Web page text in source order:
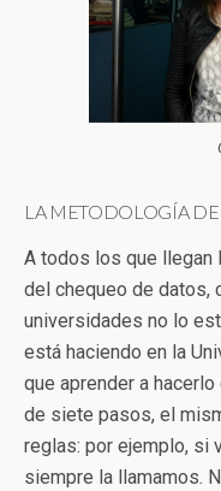
LA METODOLOGÍA
A todos los que llegan
del chequeo de datos,
universidades no lo
está haciendo en la
que aprender a
de siete pasos, el
reglas: por ejemplo, si
siempre la llamamos.